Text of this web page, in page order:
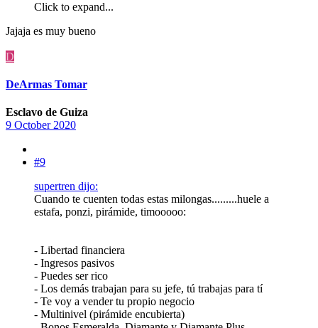
Click to expand...
Jajaja es muy bueno
D
DeArmas Tomar
Esclavo de Guiza
9 October 2020
#9
supertren dijo:
Cuando te cuenten todas estas milongas.........huele a
estafa, ponzi, pirámide, timooooo:
- Libertad financiera
- Ingresos pasivos
- Puedes ser rico
- Los demás trabajan para su jefe, tú trabajas para tí
- Te voy a vender tu propio negocio
- Multinivel (pirámide encubierta)